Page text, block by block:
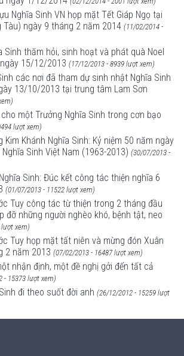
Nghĩa Sinh VN họp mặt Tết Giáp Ngọ tại
Tàu) ngày 9 tháng 2 năm 2014 (11/02/2014 -
Sinh thăm hỏi, sinh hoạt và phát quà Noel
15/12/2013 (17/12/2013 - 8939 lượt xem)
các nơi đã tham dự sinh nhật Nghĩa Sinh
13/10/2013 tại trung tâm Lam Sơn
một Trưởng Nghĩa Sinh trong cơn bạo
lượt xem)
Kim Khánh Nghĩa Sinh: Kỷ niệm 50 năm ngày
Sinh Việt Nam (1963-2013) (30/07/2013 -
Sinh: Đúc kết công tác thiện nghĩa 6
(01/07/2013 - 11522 lượt xem)
Tuy công tác từ thiện trong 2 tháng đầu
đỡ những người nghèo khó, bệnh tật, neo
lượt xem)
Tuy họp mặt tất niên và mừng đón Xuân
2 năm 2013 (07/02/2013 - 16487 lượt xem)
nhận định, một đề nghị gởi đến tất cả
- 15373 lượt xem)
đi theo suốt đời anh (26/12/2012 - 15259 lượt